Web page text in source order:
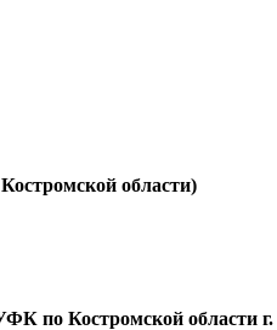
области)
Костромской области г.